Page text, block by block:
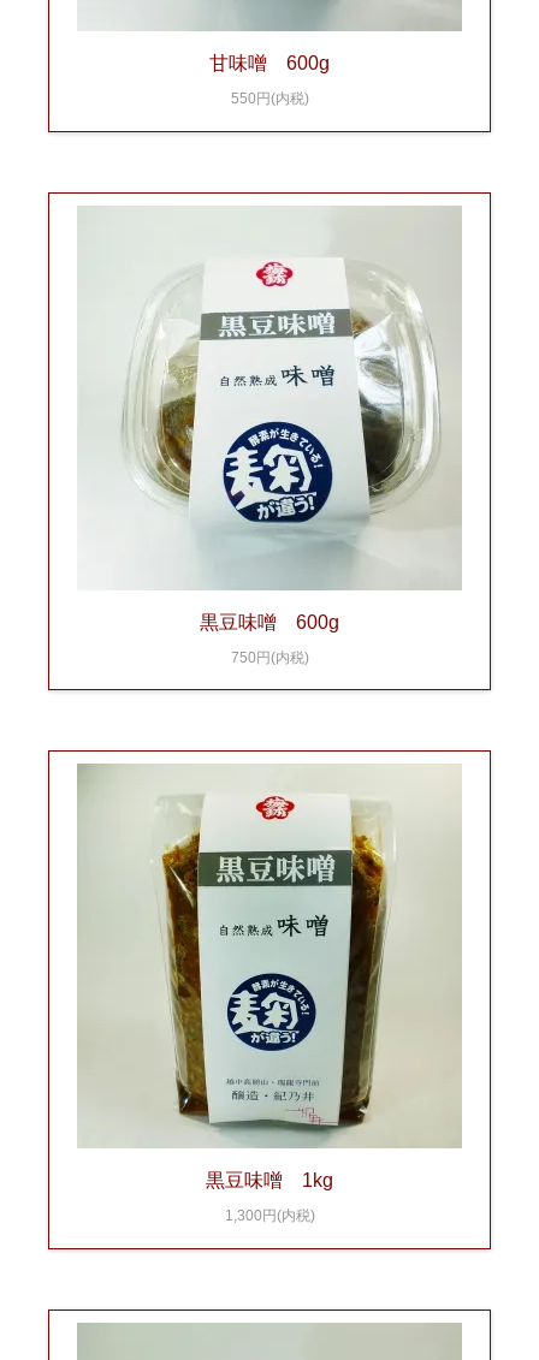
甘味噌 600g
550円(内税)
黒豆味噌 600g
750円(内税)
黒豆味噌 1kg
1,300円(内税)